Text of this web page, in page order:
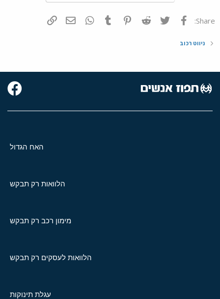
Share: פייסבוק Twitter
Reddit
Pinterest
Tumblr
WhatsAppדואר אלקטרוני
ניווט רכוב
האח הגדול
הלוואות רק תבקש
מימון רכב רק תבקש
הלוואות לעסקים רק תבקש
עגלת תינוקות